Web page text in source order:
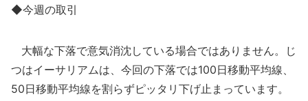
◆今週の取引
大幅な下落で意気消沈している場合ではありません。じ
つはイーサリアムは、今回の下落では100日移動平均線、
50日移動平均線を割らずピッタリ下げ止まっています。